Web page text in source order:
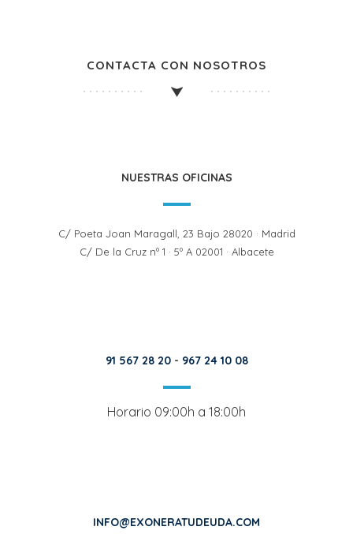
CONTACTA CON NOSOTROS
NUESTRAS OFICINAS
C/ Poeta Joan Maragall, 23 Bajo 28020 · Madrid
C/ De la Cruz nº 1 · 5º A 02001 · Albacete
91 567 28 20- 967 24 10 08
Horario 09:00h a 18:00h
INFO@EXONERATUDEUDA.COM